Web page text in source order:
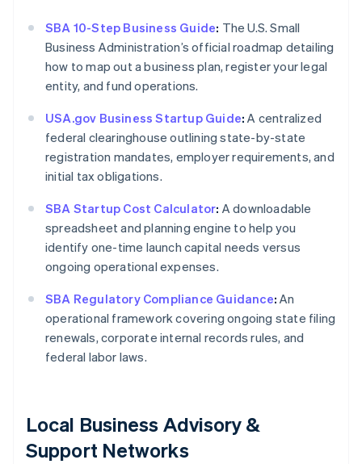
SBA 10-Step Business Guide: The U.S. Small
Business Administration’s official roadmap detailing
how to map out a business plan, register your legal
entity, and fund operations.
USA.gov Business Startup Guide: A centralized
federal clearinghouse outlining state-by-state
registration mandates, employer requirements, and
initial tax obligations.
SBA Startup Cost Calculator: A downloadable
spreadsheet and planning engine to help you
identify one-time launch capital needs versus
ongoing operational expenses.
SBA Regulatory Compliance Guidance: An
operational framework covering ongoing state filing
renewals, corporate internal records rules, and
federal labor laws.
Local Business Advisory &
Support Networks